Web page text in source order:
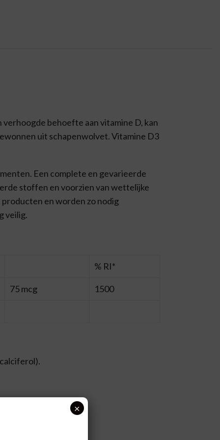
behoefte aan vitamine D, kan
uit schapenwolvet. Vitamine D3
Een complete en gevarieerde
stoffen en voorzien van wettelijke
en worden zo nodig
veilig.
% RI*
75 mcg 1500
×